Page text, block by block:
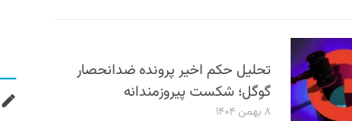
تحلیل حکم اخیر پرونده ضدانحصار
گوگل؛ شکست پیروزمندانه
۸ بهمن ۱۴۰۴